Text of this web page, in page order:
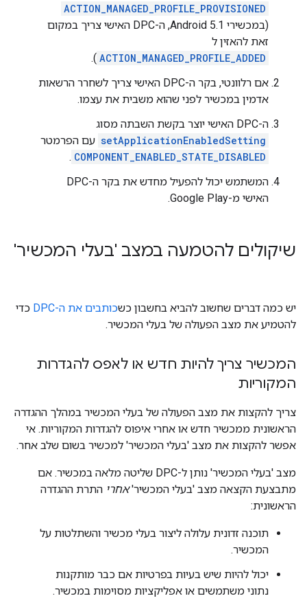
ACTION_MANAGED_PROFILE_PROVISIONED
(במכשירי Android 5.1, ה-DPC האישי צריך במקום
זאת להאזין ל
ACTION_MANAGED_PROFILE_ADDED
).
אם רלוונטי, בקר ה-DPC האישי צריך לשחרר הרשאות
אדמין במכשיר לפני שהוא משבית את עצמו.
ה-DPC האישי יוצר בקשת השבתה מסוג
setApplicationEnabledSetting עם הפרמטר
COMPONENT_ENABLED_STATE_DISABLED
.
המשתמש יכול להפעיל מחדש את בקר ה-DPC
האישי מ-Google Play.
שיקולים להטמעה במצב 'בעלי המכשיר'
יש כמה דברים שחשוב להביא בחשבון כשכותבים את ה-DPC
כדי
להטמיע את מצב הפעולה של בעלי המכשיר.
המכשיר צריך להיות חדש או לאפס להגדרות
המקוריות
צריך להקצות את מצב הפעולה של בעלי המכשיר במהלך ההגדרה
הראשונית ממכשיר חדש או אחרי איפוס להגדרות המקוריות. אי
אפשר להקצות את מצב 'בעלי המכשיר' למכשיר בשום שלב אחר.
מצב 'בעלי המכשיר' נותן ל-DPC שליטה מלאה במכשיר. אם
מתבצעת הקצאה מצב 'בעלי המכשיר'אחרי התרת ההגדרה
הראשונית:
תוכנה זדונית עלולה ליצור בעלי מכשיר והשתלטות על
המכשיר.
יכול להיות שיש בעיות בפרטיות אם כבר מותקנות
נתוני משתמשים או אפליקציות מסוימות במכשיר.